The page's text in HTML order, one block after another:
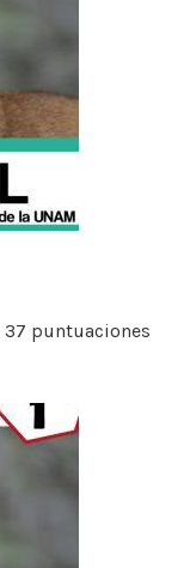
37 puntuaciones